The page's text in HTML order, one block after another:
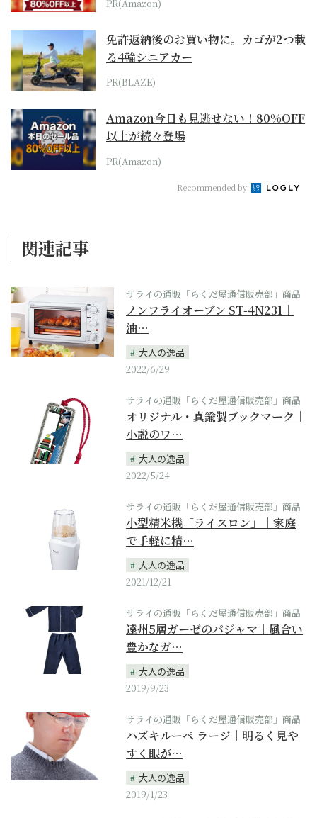
PR(Amazon)
免許返納後のお買い物に。カゴが2つ載
る4輪シニアカー
PR(BLAZE)
Amazon今日も見逃せない！80%OFF
以上が続々登場
PR(Amazon)
Recommended by
関連記事
サライの通販「らくだ屋通信販売部」商品
ノンフライオーブン ST-4N231｜
油…
大人の逸品
2022/6/29
サライの通販「らくだ屋通信販売部」商品
オリジナル・真鍮製ブックマーク｜
小説のワ…
大人の逸品
2022/5/24
サライの通販「らくだ屋通信販売部」商品
小型精米機「ライスロン」｜家庭
で手軽に精…
大人の逸品
2021/12/21
サライの通販「らくだ屋通信販売部」商品
遠州5層ガーゼのパジャマ｜風合い
豊かなガ…
大人の逸品
2019/9/23
サライの通販「らくだ屋通信販売部」商品
ハズキルーペ ラージ｜明るく見や
すく眼が…
大人の逸品
2019/1/23